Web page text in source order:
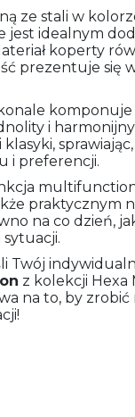
ze stali w
jest idealnym
koperty
prezentuje się
komponuje
i harmonijny
i preferencji.
praktycznym
na co dzień,
Twój
z kolekcji
na to, by